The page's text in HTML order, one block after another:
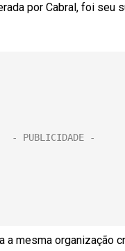
por Cabral, foi seu
mesma organização